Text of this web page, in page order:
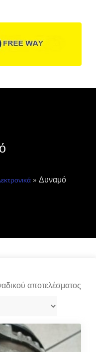
» Δυναμό
αποτελέσματος